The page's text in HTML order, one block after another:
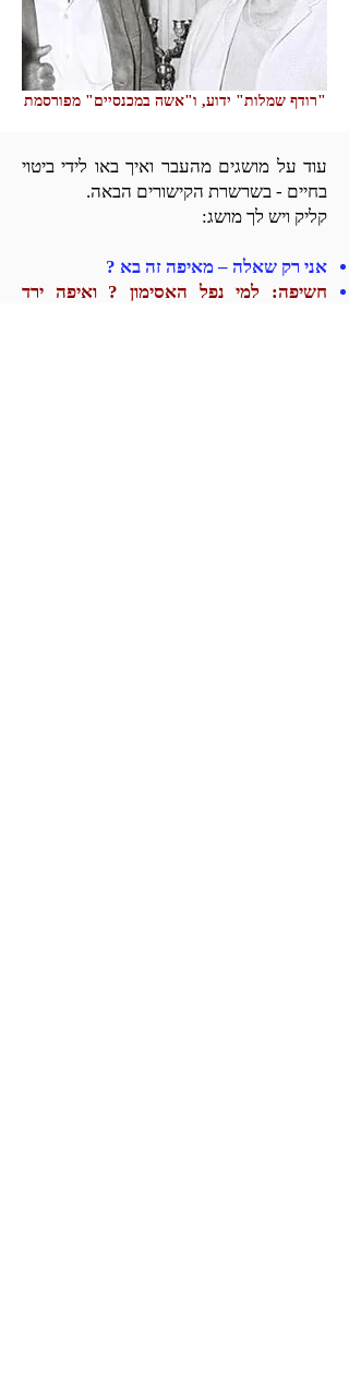
"רודף שמלות" ידוע, ו"אשה במכנסיים" מפורסמת
עוד על מושגים מהעבר ואיך באו לידי ביטוי
בחיים - בשרשרת הקישורים הבאה.
קליק ויש לך מושג:
אני רק שאלה – מאיפה זה בא ?
חשיפה: למי נפל האסימון ? ואיפה ירד